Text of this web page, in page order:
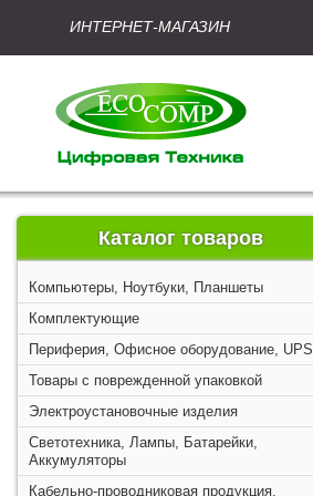
ИНТЕРНЕТ-МАГАЗИН
Каталог товаров
Компьютеры, Ноутбуки, Планшеты
Комплектующие
Периферия, Офисное оборудование, UPS
Товары с поврежденной упаковкой
Электроустановочные изделия
Светотехника, Лампы, Батарейки,
Аккумуляторы
Кабельно-проводниковая продукция,